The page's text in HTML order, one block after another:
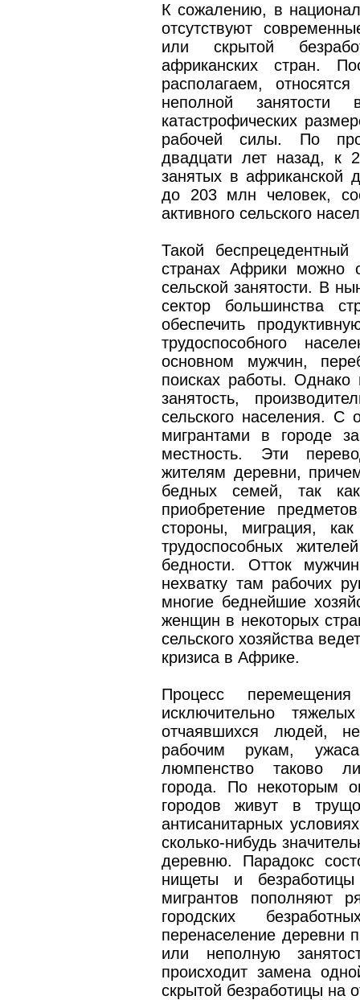
К сожалению, в
отсутствуют
или скрытой
африканских стран.
располагаем,
неполной занятости
катастрофических
рабочей силы. По
двадцати лет назад, к
занятых в африканской
до 203 млн человек,
активного сельского
Такой
странах Африки можно
сельской занятости. В
сектор большинства
обеспечить
трудоспособного
основном мужчин,
поисках работы. Однако
занятость,
сельского населения. С
мигрантами в городе
местность. Эти
жителям деревни,
бедных семей, так
приобретение
стороны, миграция,
трудоспособных
бедности. Отток
нехватку там рабочих
многие беднейшие
женщин в некоторых
сельского хозяйства
кризиса в Африке.
Процесс
исключительно
отчаявшихся людей,
рабочим рукам,
люмпенство таково
города. По некоторым
городов живут в
антисанитарных
сколько-нибудь
деревню. Парадокс
нищеты и
мигрантов пополняют
городских
перенаселение деревни
или неполную
происходит замена
скрытой безработицы на